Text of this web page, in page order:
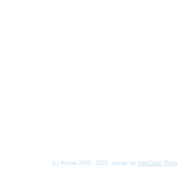
(c) Asmat 2003 - 2026, design by KamData